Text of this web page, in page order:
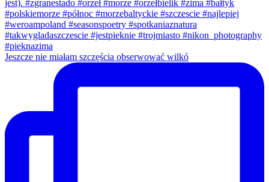
Jeszcze nie miałam szczęścia obserwować wilkó